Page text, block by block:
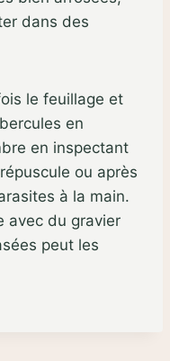
dans des
le feuillage et
en
en inspectant
ou après
à la main.
avec du gravier
peut les